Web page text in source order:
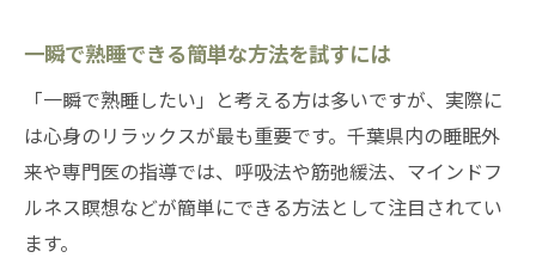
一瞬で熟睡できる簡単な方法を試すには
「一瞬で熟睡したい」と考える方は多いですが、実際に
は心身のリラックスが最も重要です。千葉県内の睡眠外
来や専門医の指導では、呼吸法や筋弛緩法、マインドフ
ルネス瞑想などが簡単にできる方法として注目されてい
ます。